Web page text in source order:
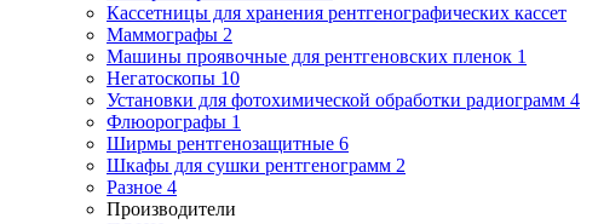
Кассетницы для хранения рентгенографических кассет
Маммографы 2
Машины проявочные для рентгеновских пленок 1
Негатоскопы 10
Установки для фотохимической обработки радиограмм 4
Флюорографы 1
Ширмы рентгенозащитные 6
Шкафы для сушки рентгенограмм 2
Разное 4
Производители